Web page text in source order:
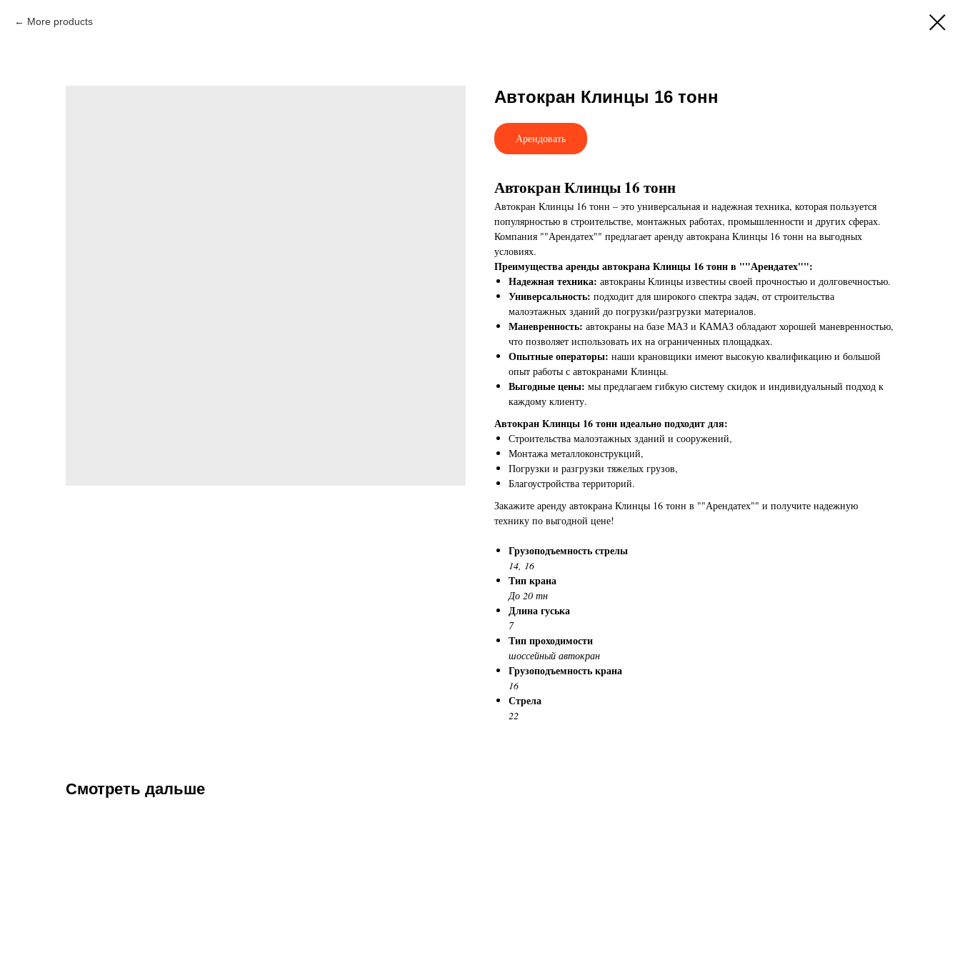
More products
Автокран Клинцы 16 тонн
Арендовать
Автокран Клинцы 16 тонн
Автокран Клинцы 16 тонн – это универсальная и надежная техника, которая пользуется
популярностью в строительстве, монтажных работах, промышленности и других сферах.
Компания ""Арендатех"" предлагает аренду автокрана Клинцы 16 тонн на выгодных
условиях.
Преимущества аренды автокрана Клинцы 16 тонн в ""Арендатех"":
Надежная техника: автокраны Клинцы известны своей прочностью и долговечностью.
Универсальность: подходит для широкого спектра задач, от строительства
малоэтажных зданий до погрузки/разгрузки материалов.
Маневренность: автокраны на базе МАЗ и КАМАЗ обладают хорошей маневренностью,
что позволяет использовать их на ограниченных площадках.
Опытные операторы: наши крановщики имеют высокую квалификацию и большой
опыт работы с автокранами Клинцы.
Выгодные цены: мы предлагаем гибкую систему скидок и индивидуальный подход к
каждому клиенту.
Автокран Клинцы 16 тонн идеально подходит для:
Строительства малоэтажных зданий и сооружений,
Монтажа металлоконструкций,
Погрузки и разгрузки тяжелых грузов,
Благоустройства территорий.
Закажите аренду автокрана Клинцы 16 тонн в ""Арендатех"" и получите надежную
технику по выгодной цене!
Грузоподъемность стрелы
14, 16
Тип крана
До 20 тн
Длина гуська
7
Тип проходимости
шоссейный автокран
Грузоподъемность крана
16
Стрела
22
Смотреть дальше